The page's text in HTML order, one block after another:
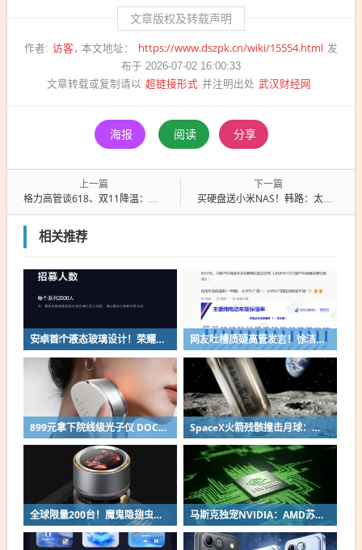
文章版权及转载声明
作者: 访客 本文地址： https://www.dszpk.cn/wiki/15554.html 发
布于 2026-07-02 16:00:33
文章转载或复制请以 超链接形式 并注明出处 武汉财经网
海报 阅读 分享
上一篇
格力高管谈618、双11降温：平台套路太多 货不对板激增赌你不退货
下一篇
买硬盘送小米NAS！韩路：太值了 不用思考 必买
相关推荐
安卓首个液态玻璃设计！荣耀MagicOS 11内测招募开启：17款机型首批升级 网友吐槽质疑高管发言！徐洁云回应“孩go”言论争议：是小米用户宠物名
899元拿下院线级光子仪 DOCO童颜超光炮小米有品众筹上线 SpaceX火箭残骸撞击月球：留下直径约30米巨坑
全球限量200台！魔鬼隐翅虫欧米伽L36 Ultra液冷预售：可动冷头售2999元 马斯克独宠NVIDIA：AMD苏姿丰淡定回应